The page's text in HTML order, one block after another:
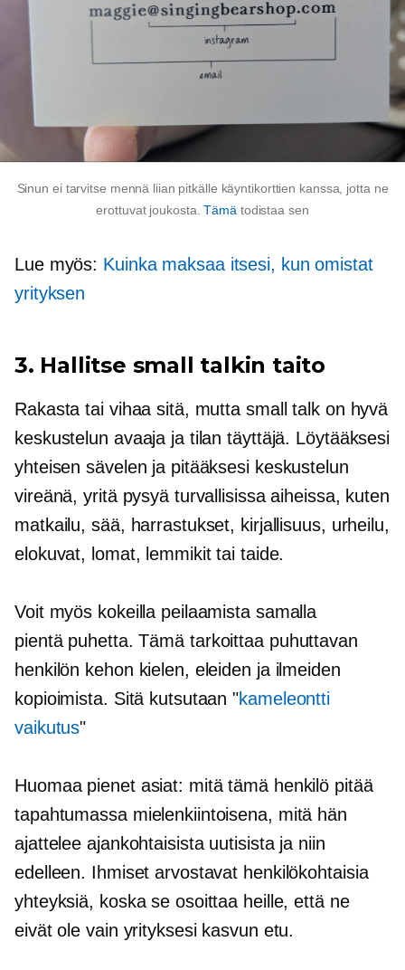
Sinun ei tarvitse mennä liian pitkälle käyntikorttien kanssa, jotta ne
erottuvat joukosta.Tämätodistaa sen
Lue myös: Kuinka maksaa itsesi, kun omistat
yrityksen
3. Hallitse small talkin taito
Rakasta tai vihaa sitä, mutta small talk on hyvä
keskustelun avaaja ja tilan täyttäjä. Löytääksesi
yhteisen sävelen ja pitääksesi keskustelun
vireänä, yritä pysyä turvallisissa aiheissa, kuten
matkailu, sää, harrastukset, kirjallisuus, urheilu,
elokuvat, lomat, lemmikit tai taide.
Voit myös kokeilla peilaamista samalla
pientä puhetta. Tämä tarkoittaa puhuttavan
henkilön kehon kielen, eleiden ja ilmeiden
kopioimista. Sitä kutsutaan "kameleontti
vaikutus"
Huomaa pienet asiat: mitä tämä henkilö pitää
tapahtumassa mielenkiintoisena, mitä hän
ajattelee ajankohtaisista uutisista ja niin
edelleen. Ihmiset arvostavat henkilökohtaisia ​​
yhteyksiä, koska se osoittaa heille, että ne
eivät ole vain yrityksesi kasvun etu.